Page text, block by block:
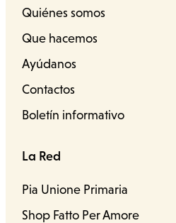
Quiénes somos
Que hacemos
Ayúdanos
Contactos
Boletín informativo
La Red
Pia Unione Primaria
Shop Fatto Per Amore